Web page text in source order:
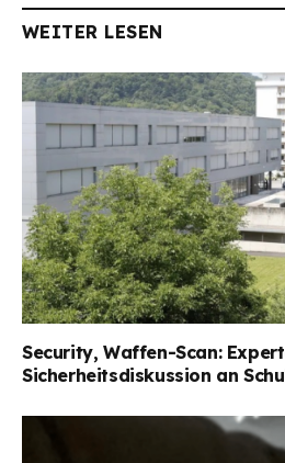
WEITER LESEN
Security, Waffen-Scan:
Sicherheitsdiskussion an